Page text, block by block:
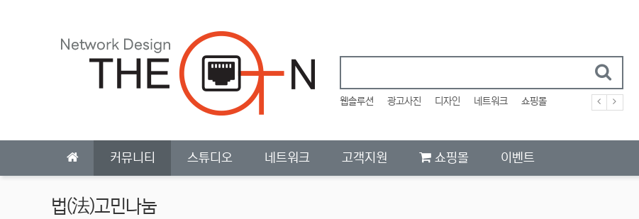
웹솔루션 광고사진 디자인 네트워크 쇼핑몰
커뮤니티 스튜디오 네트워크 고객지원 쇼핑몰 이벤트
법(法)고민나눔